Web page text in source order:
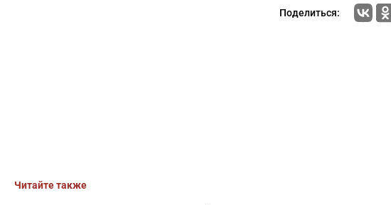
Поделиться:
Читайте также